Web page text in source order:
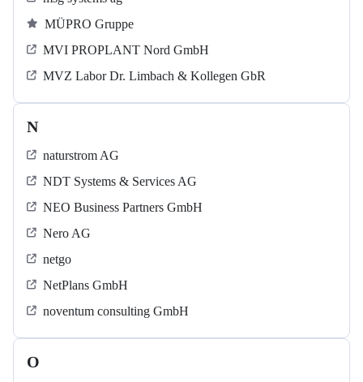
MÜPRO Gruppe
MVI PROPLANT Nord GmbH
MVZ Labor Dr. Limbach & Kollegen GbR
N
naturstrom AG
NDT Systems & Services AG
NEO Business Partners GmbH
Nero AG
netgo
NetPlans GmbH
noventum consulting GmbH
O